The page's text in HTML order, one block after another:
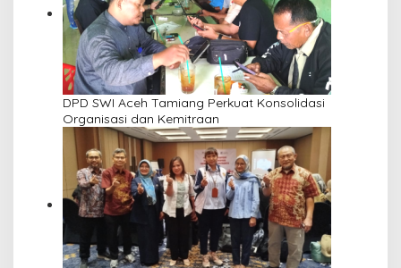
DPD SWI Aceh Tamiang Perkuat Konsolidasi
Organisasi dan Kemitraan